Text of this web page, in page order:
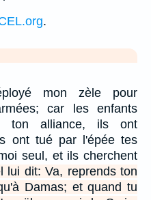
.
mon zèle pour
car les enfants
ton alliance, ils ont
ont tué par l'épée tes
seul, et ils cherchent
lui dit: Va, reprends ton
Damas; et quand tu